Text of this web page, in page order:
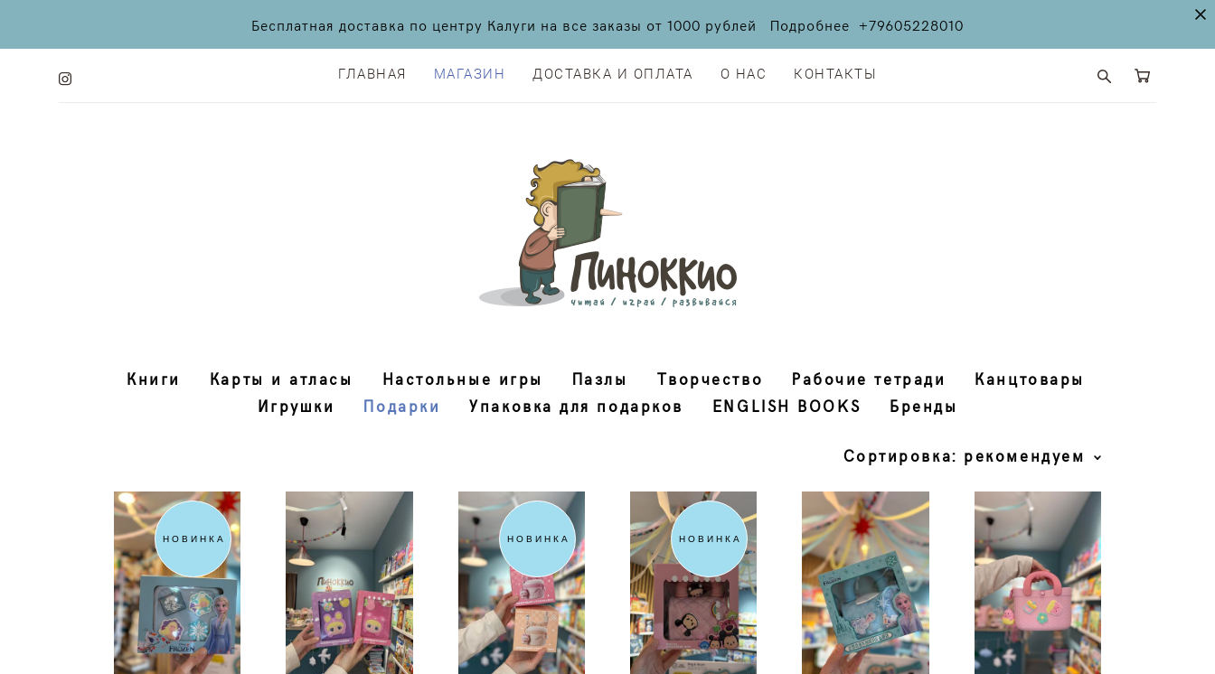
Бесплатная доставка по центру Калуги на все заказы от 1000 рублей Подробнее +79605228010
ГЛАВНАЯ МАГАЗИН ДОСТАВКА И ОПЛАТА О НАС КОНТАКТЫ
ГЛАВНАЯ МАГАЗИН ДОСТАВКА И ОПЛАТА О НАС КОНТАКТЫ
Книги Карты и атласы Настольные игры Пазлы Творчество Рабочие тетради
Канцтовары
Игрушки
Подарки Упаковка для подарков ENGLISH BOOKS Бренды
Сортировка: рекомендуем
НОВИНКА НОВИНКА НОВИНКА